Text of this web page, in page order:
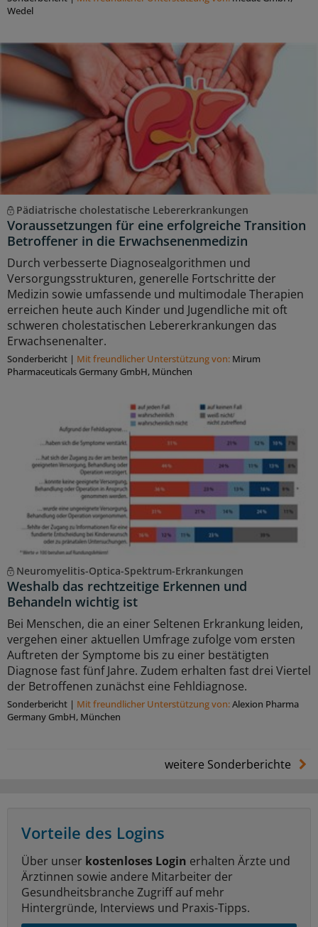
Wedel
Pädiatrische cholestatische Lebererkrankungen
Voraussetzungen für eine erfolgreiche Transition
Betroffener in die Erwachsenenmedizin
Durch verbesserte Diagnosealgorithmen und
Versorgungsstrukturen, generelle Fortschritte der
Medizin sowie umfassende und multimodale Therapien
erreichen heute auch Kinder und Jugendliche mit oft
schweren cholestatischen Lebererkrankungen das
Erwachsenenalter.
Sonderbericht | Mit freundlicher Unterstützung von: Mirum
Pharmaceuticals Germany GmbH, München
Neuromyelitis-Optica-Spektrum-Erkrankungen
Weshalb das rechtzeitige Erkennen und
Behandeln wichtig ist
Bei Menschen, die an einer Seltenen Erkrankung leiden,
vergehen einer aktuellen Umfrage zufolge vom ersten
Auftreten der Symptome bis zu einer bestätigten
Diagnose fast fünf Jahre. Zudem erhalten fast drei Viertel
der Betroffenen zunächst eine Fehldiagnose.
Sonderbericht | Mit freundlicher Unterstützung von:Alexion Pharma
Germany GmbH, München
weitere Sonderberichte
Vorteile des Logins
Über unser kostenloses Login erhalten Ärzte und
Ärztinnen sowie andere Mitarbeiter der
Gesundheitsbranche Zugriff auf mehr
Hintergründe, Interviews und Praxis-Tipps.